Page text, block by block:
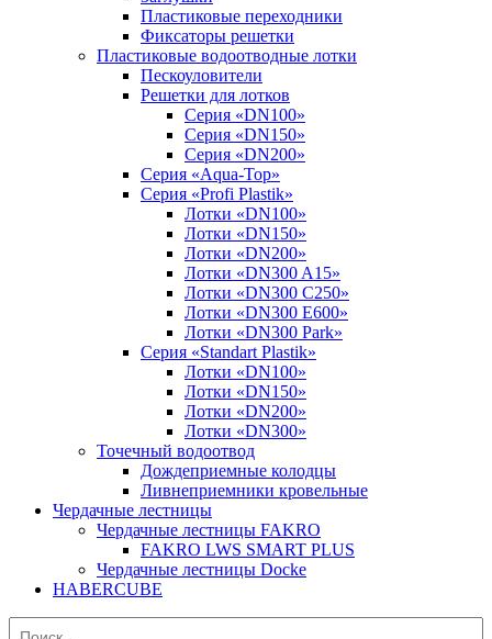
Пластиковые переходники
Фиксаторы решетки
Пластиковые водоотводные лотки
Пескоуловители
Решетки для лотков
Серия «DN100»
Серия «DN150»
Серия «DN200»
Серия «Aqua-Top»
Серия «Profi Plastik»
Лотки «DN100»
Лотки «DN150»
Лотки «DN200»
Лотки «DN300 A15»
Лотки «DN300 C250»
Лотки «DN300 E600»
Лотки «DN300 Park»
Серия «Standart Plastik»
Лотки «DN100»
Лотки «DN150»
Лотки «DN200»
Лотки «DN300»
Точечный водоотвод
Дождеприемные колодцы
Ливнеприемники кровельные
Чердачные лестницы
Чердачные лестницы FAKRO
FAKRO LWS SMART PLUS
Чердачные лестницы Docke
HABERCUBE